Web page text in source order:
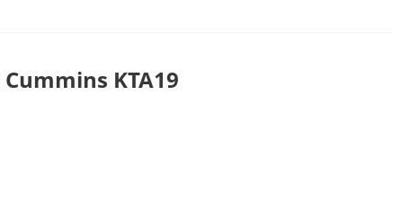
Cummins KTA19